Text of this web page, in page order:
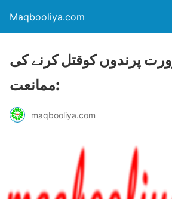
Maqbooliya.com
پرندوں کوقتل کرنے کی
ممانعت:
maqbooliya.com